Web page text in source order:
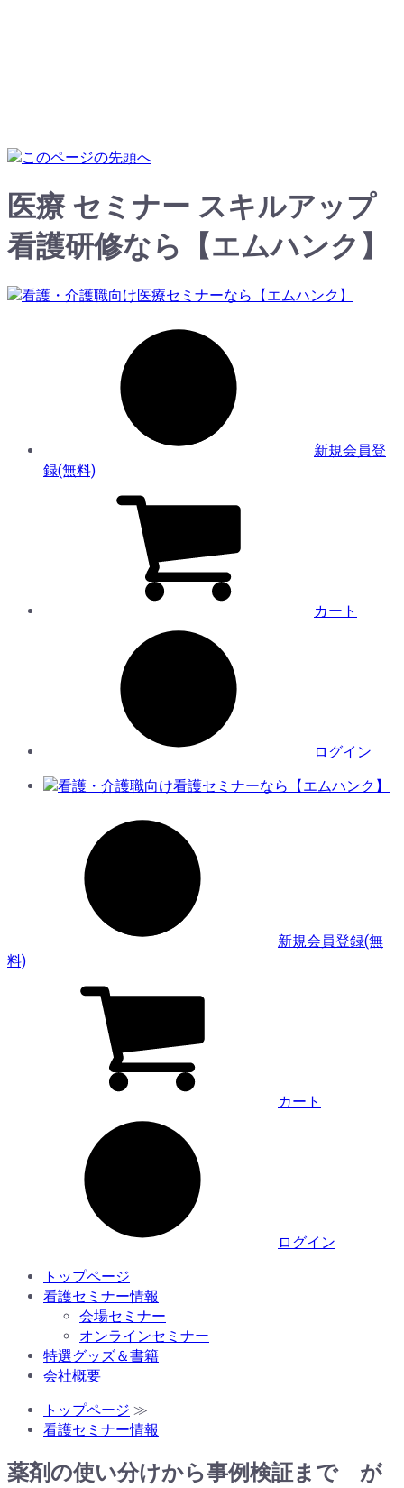
医療 セミナー スキルアップ
看護研修なら【エムハンク】
新規会員登
録(無料)
カート
ログイン
新規会員登録(無
料)
カート
ログイン
トップページ
看護セミナー情報
会場セミナー
オンラインセミナー
特選グッズ＆書籍
会社概要
トップページ ≫
看護セミナー情報
薬剤の使い分けから事例検証まで が